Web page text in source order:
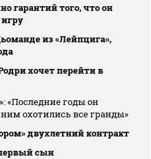
гарантий того, что он
из «Лейпцига»,
хочет перейти в
«Последние годы он
охотились все гранды»
двухлетний контракт
сын